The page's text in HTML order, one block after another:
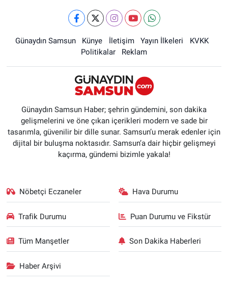
Günaydın Samsun Künye İletişim Yayın İlkeleri
KVKK
Politikalar
Reklam
Günaydın Samsun Haber; şehrin gündemini, son dakika
gelişmelerini ve öne çıkan içerikleri modern ve sade bir
tasarımla, güvenilir bir dille sunar. Samsun’u merak edenler için
dijital bir buluşma noktasıdır. Samsun’a dair hiçbir gelişmeyi
kaçırma, gündemi bizimle yakala!
Nöbetçi Eczaneler Hava Durumu
Trafik Durumu Puan Durumu ve Fikstür
Tüm Manşetler Son Dakika Haberleri
Haber Arşivi